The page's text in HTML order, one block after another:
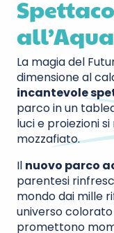
La magia del
dimensione al
incantevole
parco in un
luci e proiezioni
mozzafiato.
Il nuovo parco
parentesi
mondo dai mille
universo
promettono